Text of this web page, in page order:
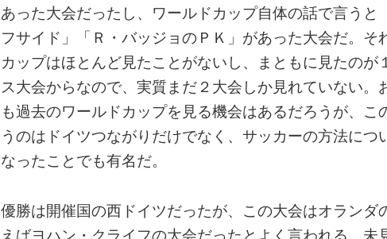
あった大会だったし、ワールドカップ自体の話で言うと
フサイド」「Ｒ・バッジョのＰＫ」があった大会だ。そ
カップはほとんど見たことがないし、まともに見たのが
ス大会からなので、実質まだ２大会しか見れていない。
も過去のワールドカップを見る機会はあるだろうが、こ
うのはドイツつながりだけでなく、サッカーの方法につ
なったことでも有名だ。
優勝は開催国の西ドイツだったが、この大会はオランダ